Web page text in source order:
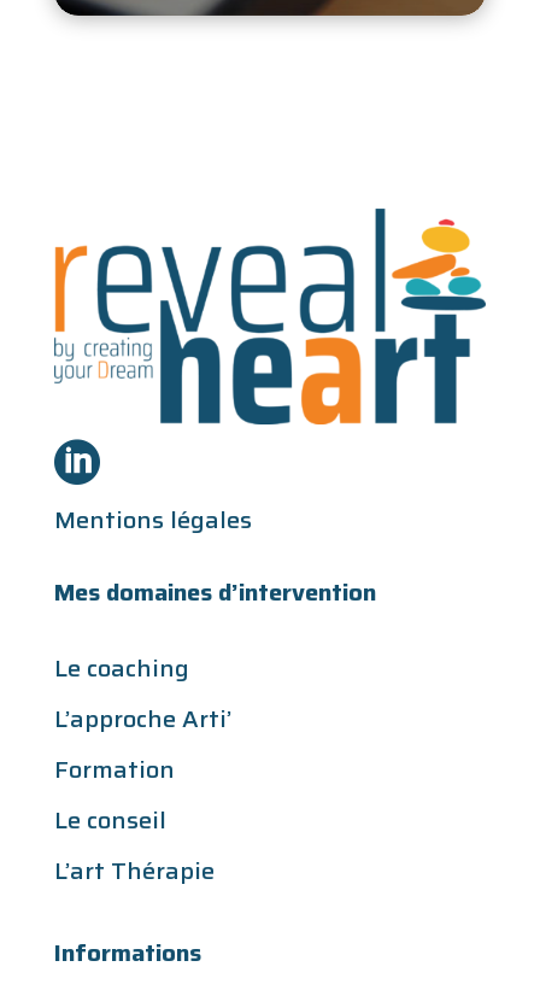

Mentions légales
Mes domaines d’intervention
Le coaching
L’approche Arti’
Formation
Le conseil
L’art Thérapie
Informations